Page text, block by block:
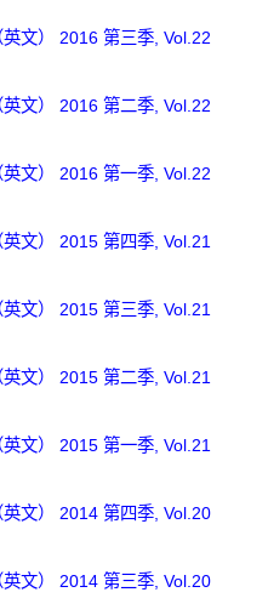
文） 2016 第三季, Vol.22
文） 2016 第二季, Vol.22
文） 2016 第一季, Vol.22
文） 2015 第四季, Vol.21
文） 2015 第三季, Vol.21
文） 2015 第二季, Vol.21
文） 2015 第一季, Vol.21
文） 2014 第四季, Vol.20
文） 2014 第三季, Vol.20